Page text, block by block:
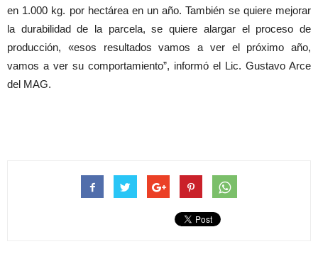
en 1.000 kg. por hectárea en un año. También se quiere mejorar
la durabilidad de la parcela, se quiere alargar el proceso de
producción, «esos resultados vamos a ver el próximo año,
vamos a ver su comportamiento”, informó el Lic. Gustavo Arce
del MAG.